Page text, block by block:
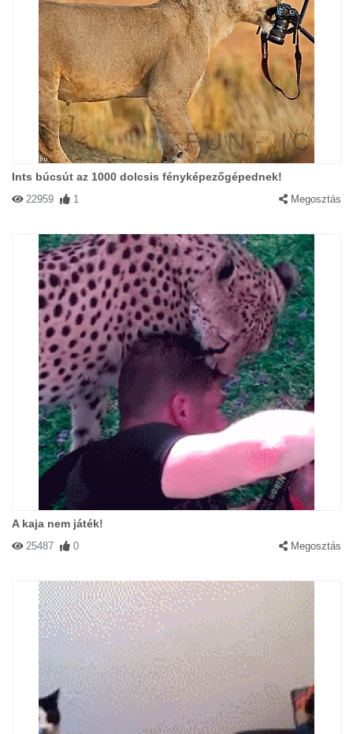
Ints búcsút az 1000 dolcsis fényképezőgépednek!
22959 1 Megosztás
A kaja nem játék!
25487 0 Megosztás